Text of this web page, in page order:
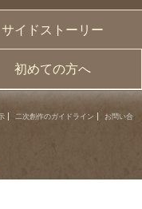
サイドストーリー
初めての方へ
二次創作のガイドライン
お問い合